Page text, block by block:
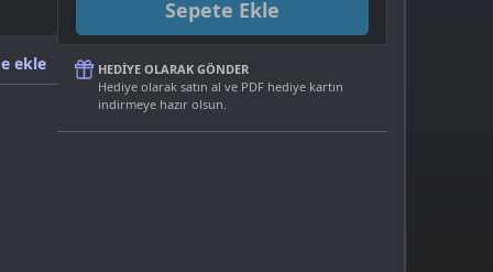
ekle
Sepete Ekle
HEDIYE OLARAK GÖNDER
Hediye olarak satın al ve PDF hediye kartın
indirmeye hazır olsun.